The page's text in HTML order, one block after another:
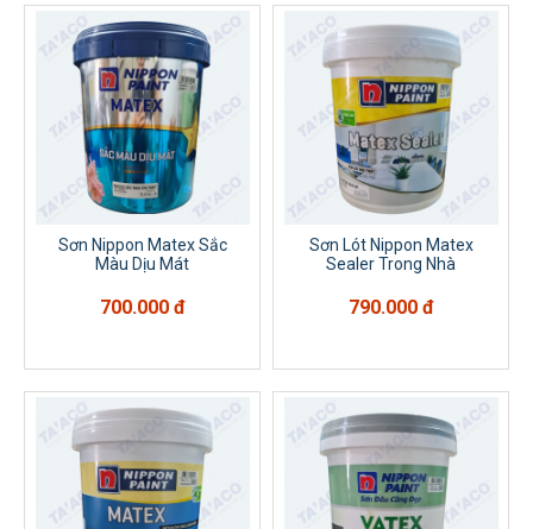
Sơn Nippon Matex Sắc
Màu Dịu Mát
700.000 đ
Sơn Lót Nippon Matex
Sealer Trong Nhà
790.000 đ